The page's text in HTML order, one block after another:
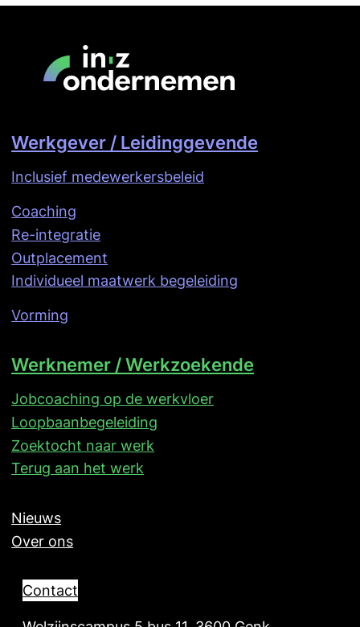
Werknemer / Werkzoekende
Jobcoaching op de werkvloer
Loopbaanbegeleiding
Zoektocht naar werk
Terug aan het werk
Werkgever / Leidinggevende
Inclusief medewerkersbeleid
Coaching
Re-integratie
Outplacement
Individueel maatwerk begeleiding
Vorming
Nieuws
Over ons
Contact